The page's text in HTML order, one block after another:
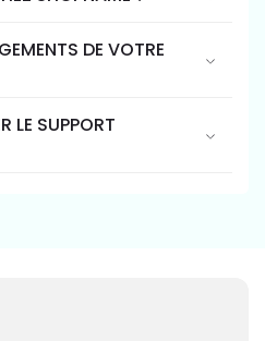
DE VOTRE
LE SUPPORT